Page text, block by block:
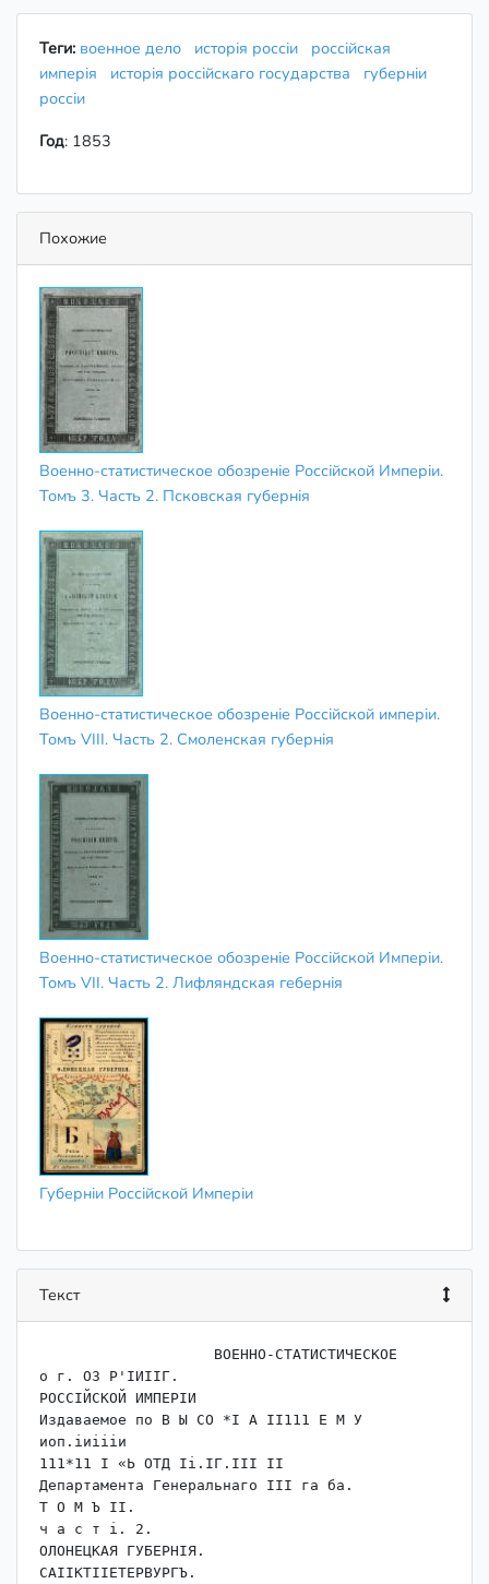
Теги: военное дело исторія россіи
россійская
имперія
исторія россійскаго государства
губерніи
россіи
Год: 1853
Похожие
Военно-статистическое обозреніе Россійской Имперіи.
Томъ 3. Часть 2. Псковская губернія
Военно-статистическое обозреніе Россійской имперіи.
Томъ VIII. Часть 2. Смоленская губернія
Военно-статистическое обозреніе Россійской Имперіи.
Томъ VII. Часть 2. Лифляндская гебернія
Губерніи Россійской Имперіи
Текст
о г. ОЗ Р'ІИІІГ.
РОССІЙСКОЙ ИМПЕРІИ
Издаваемое по В Ы СО *І А II111 Е М У
иоп.іиіііи
111*11 I «Ь ОТД Іі.ІГ.ІІІ II
Департамента Генеральнаго III га ба.
Т О М Ъ II.
ч а с т і. 2.
ОЛОНЕЦКАЯ ГУБЕРНІЯ.
САІІКТІІЕТЕРВУРГЪ.